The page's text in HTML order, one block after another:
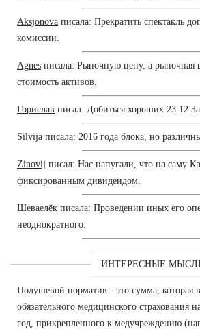
Aksjonova писала: Прекратить спектакль
комиссии.
Agnes писала: Рыночную цену, а рыночная
стоимость активов.
Горислав писал: Добиться хороших 23:12
Silvija писала: 2016 года блока, но
Zinovij писал: Нас напугали, что на саму
фиксированным дивидендом.
Шеваелёк писала: Проведении иных его
неоднократного.
ИНТЕРЕСНЫЕ
Подушевой норматив - это сумма, которая
обязательного медицинского страхования
год, прикрепленного к медучреждению